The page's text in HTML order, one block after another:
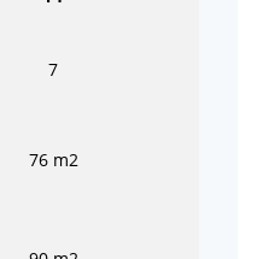
7
76 m2